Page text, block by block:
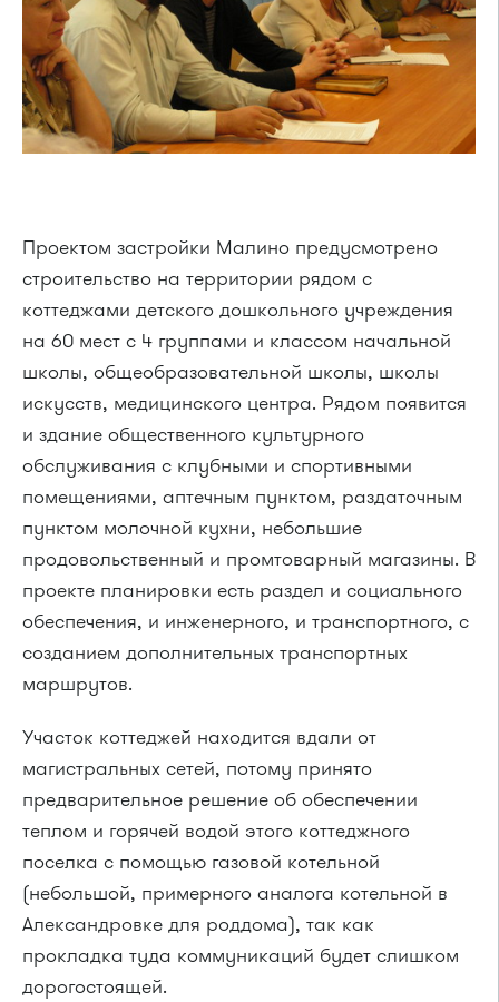
Проектом застройки Малино предусмотрено
строительство на территории рядом с
коттеджами детского дошкольного учреждения
на 60 мест с 4 группами и классом начальной
школы, общеобразовательной школы, школы
искусств, медицинского центра. Рядом появится
и здание общественного культурного
обслуживания с клубными и спортивными
помещениями, аптечным пунктом, раздаточным
пунктом молочной кухни, небольшие
продовольственный и промтоварный магазины. В
проекте планировки есть раздел и социального
обеспечения, и инженерного, и транспортного, с
созданием дополнительных транспортных
маршрутов.
Участок коттеджей находится вдали от
магистральных сетей, потому принято
предварительное решение об обеспечении
теплом и горячей водой этого коттеджного
поселка с помощью газовой котельной
(небольшой, примерного аналога котельной в
Александровке для роддома), так как
прокладка туда коммуникаций будет слишком
дорогостоящей.